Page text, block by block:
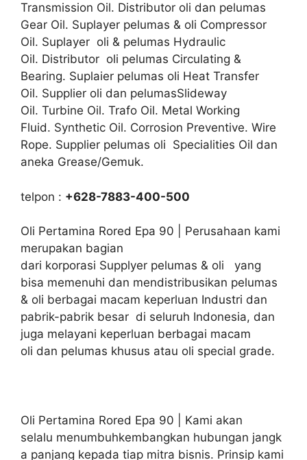
Transmission Oil. Distributor oli dan pelumas
Gear Oil. Suplayer pelumas & oli Compressor
Oil. Suplayer oli & pelumas Hydraulic
Oil. Distributor oli pelumas Circulating &
Bearing. Suplaier pelumas oli Heat Transfer
Oil. Supplier oli dan pelumasSlideway
Oil. Turbine Oil. Trafo Oil. Metal Working
Fluid. Synthetic Oil. Corrosion Preventive. Wire
Rope. Supplier pelumas oli Specialities Oil dan
aneka Grease/Gemuk.
telpon : +628-7883-400-500
Oli Pertamina Rored Epa 90 | Perusahaan kami
merupakan bagian
dari korporasi Supplyer pelumas & oli yang
bisa memenuhi dan mendistribusikan pelumas
& oli berbagai macam keperluan Industri dan
pabrik-pabrik besar di seluruh Indonesia, dan
juga melayani keperluan berbagai macam
oli dan pelumas khusus atau oli special grade.
Oli Pertamina Rored Epa 90 | Kami akan
selalu menumbuhkembangkan hubungan jangk
a panjang kepada tiap mitra bisnis. Prinsip kami